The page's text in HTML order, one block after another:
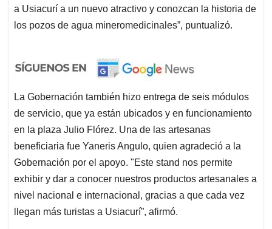
a Usiacurí a un nuevo atractivo y conozcan la historia de
los pozos de agua mineromedicinales”, puntualizó.
La Gobernación también hizo entrega de seis módulos
de servicio, que ya están ubicados y en funcionamiento
en la plaza Julio Flórez. Una de las artesanas
beneficiaria fue Yaneris Angulo, quien agradeció a la
Gobernación por el apoyo. "Este stand nos permite
exhibir y dar a conocer nuestros productos artesanales a
nivel nacional e internacional, gracias a que cada vez
llegan más turistas a Usiacurí”, afirmó.